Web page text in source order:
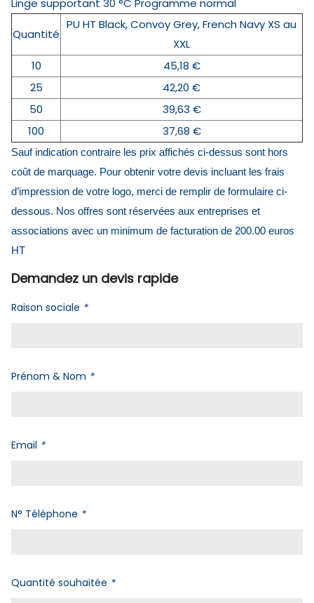
Linge supportant 30 °C Programme normal
Quantité
PU HT Black, Convoy Grey, French Navy XS au
XXL
10
45,18 €
25
42,20 €
50
39,63 €
100
37,68 €
Sauf indication contraire les prix affichés ci-dessus sont hors
coût de marquage. Pour obtenir votre devis incluant les frais
d’impression de votre logo, merci de remplir de formulaire ci-
dessous. Nos offres sont réservées aux entreprises et
associations avec un minimum de facturation de 200.00 euros
HT
Demandez un devis rapide
Raison sociale *
Prénom & Nom *
Email *
N° Téléphone *
Quantité souhaitée *